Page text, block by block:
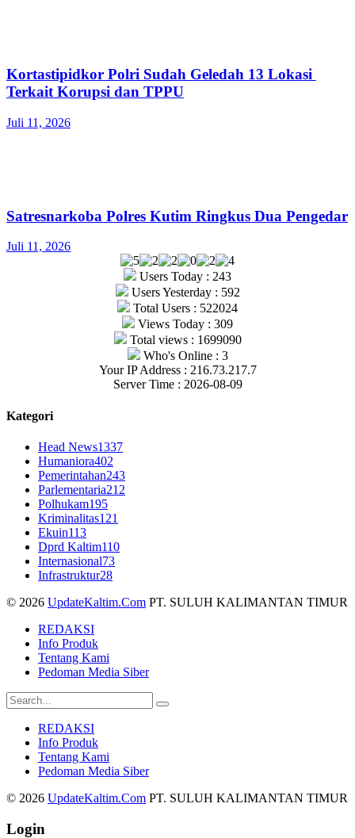
Kortastipidkor Polri Sudah Geledah 13 Lokasi
Terkait Korupsi dan TPPU
Juli 11, 2026
Satresnarkoba Polres Kutim Ringkus Dua Pengedar
Juli 11, 2026
Users Today : 243
Users Yesterday : 592
Total Users : 522024
Views Today : 309
Total views : 1699090
Who's Online : 3
Your IP Address : 216.73.217.7
Server Time : 2026-08-09
Kategori
Head News1337
Humaniora402
Pemerintahan243
Parlementaria212
Polhukam195
Kriminalitas121
Ekuin113
Dprd Kaltim110
Internasional73
Infrastruktur28
© 2026 UpdateKaltim.Com PT. SULUH KALIMANTAN TIMUR
REDAKSI
Info Produk
Tentang Kami
Pedoman Media Siber
REDAKSI
Info Produk
Tentang Kami
Pedoman Media Siber
© 2026 UpdateKaltim.Com PT. SULUH KALIMANTAN TIMUR
Login